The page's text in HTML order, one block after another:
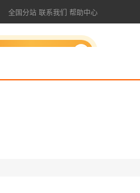
全国分站 联系我们 帮助中心